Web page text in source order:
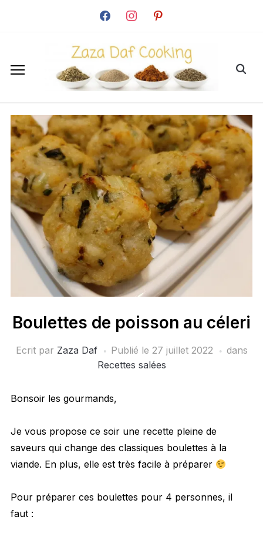
facebook instagrampinterest
Boulettes de poisson au céleri
Ecrit par Zaza Daf Publié le 27 juillet 2022
dans
Recettes salées
Bonsoir les gourmands,
Je vous propose ce soir une recette pleine de
saveurs qui change des classiques boulettes à la
viande. En plus, elle est très facile à préparer
Pour préparer ces boulettes pour 4 personnes, il
faut :